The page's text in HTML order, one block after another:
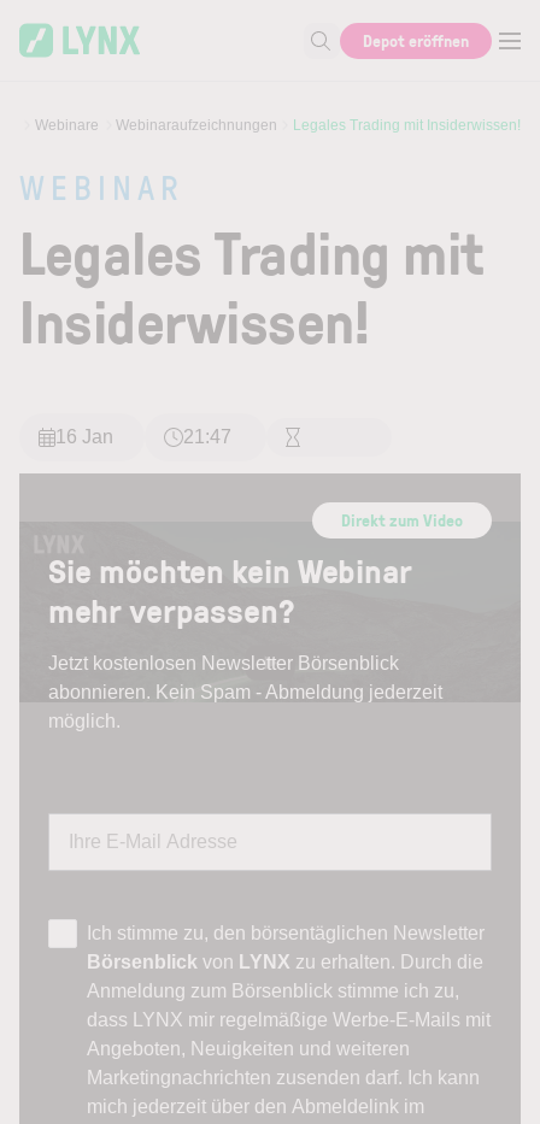
Suche nach Aktie, Autor...
Depot eröffnen
Webinare Webinaraufzeichnungen Legales Trading mit Insiderwissen!
WEBINAR
Legales Trading mit
Insiderwissen!
16 Jan 21:47
Direkt zum Video
Sie möchten kein Webinar
mehr verpassen?
Jetzt kostenlosen Newsletter Börsenblick
abonnieren. Kein Spam - Abmeldung jederzeit
möglich.
Ich stimme zu, den börsentäglichen Newsletter
Börsenblick von LYNX zu erhalten. Durch die
Anmeldung zum Börsenblick stimme ich zu,
dass LYNX mir regelmäßige Werbe-E-Mails mit
Angeboten, Neuigkeiten und weiteren
Marketingnachrichten zusenden darf. Ich kann
mich jederzeit über den Abmeldelink im